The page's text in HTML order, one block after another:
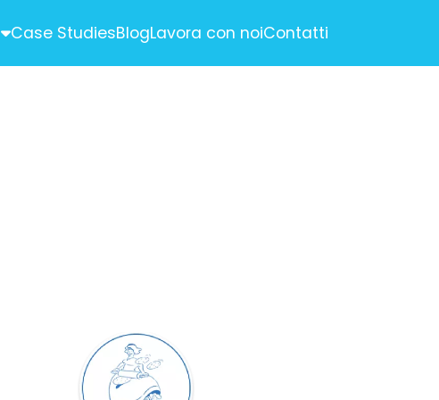
Case StudiesBlogLavora con noiContatti